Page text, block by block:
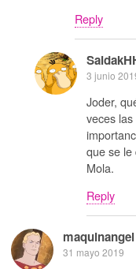
Reply
3 junio
Joder,
veces
que se le
Mola.
Reply
maquinangel
31 mayo 2019